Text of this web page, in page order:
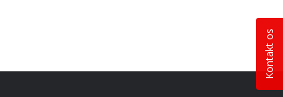
Kontakt os